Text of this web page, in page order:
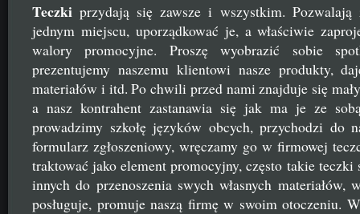
Teczki przydają się zawsze i wszystkim. Pozwalają
jednym miejscu, uporządkować je, a właściwie
walory promocyjne. Proszę wyobrazić sobie
prezentujemy naszemu klientowi nasze produkty,
materiałów i itd. Po chwili przed nami znajduje się
a nasz kontrahent zastanawia się jak ma je ze
prowadzimy szkołę języków obcych, przychodzi do
formularz zgłoszeniowy, wręczamy go w firmowej
traktować jako element promocyjny, często takie teczki
innych do przenoszenia swych własnych materiałów,
posługuje, promuje naszą firmę w swoim otoczeniu.